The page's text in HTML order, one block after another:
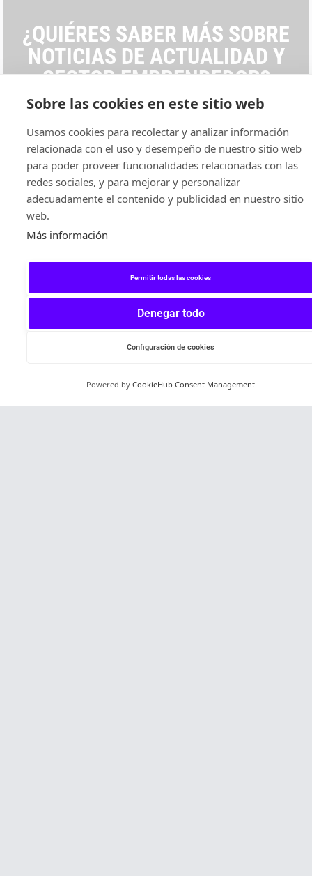
¿QUIÉRES SABER MÁS SOBRE
NOTICIAS DE ACTUALIDAD Y
SECTOR EMPRENDEDOR?
VER TODAS LAS STARTUPS
Sobre las cookies en este sitio web
Usamos cookies para recolectar y analizar información
relacionada con el uso y desempeño de nuestro sitio web
para poder proveer funcionalidades relacionadas con las
redes sociales, y para mejorar y personalizar
adecuadamente el contenido y publicidad en nuestro sitio
web.
Más información
Permitir todas las cookies
Denegar todo
Configuración de cookies
Powered by CookieHub Consent Management